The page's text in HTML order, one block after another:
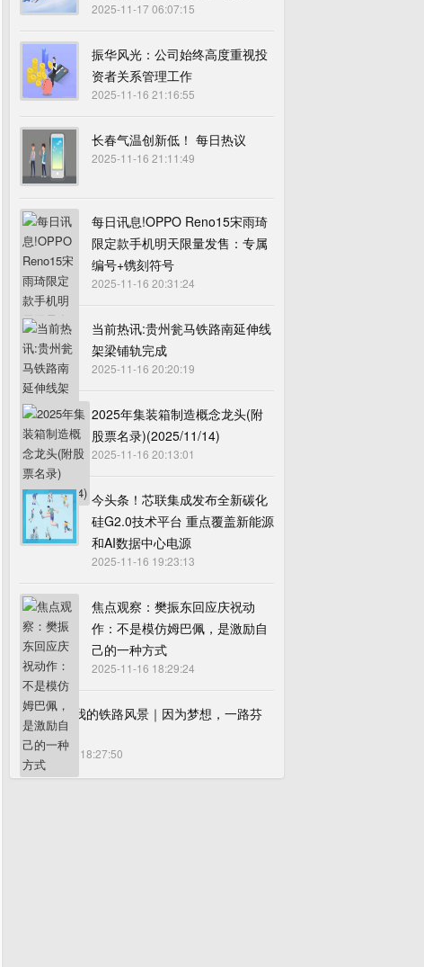
2025-11-17 06:07:15
振华风光：公司始终高度重视投
资者关系管理工作
2025-11-16 21:16:55
长春气温创新低！ 每日热议
2025-11-16 21:11:49
每日讯息!OPPO Reno15宋雨琦
限定款手机明天限量发售：专属
编号+镌刻符号
2025-11-16 20:31:24
当前热讯:贵州瓮马铁路南延伸线
架梁铺轨完成
2025-11-16 20:20:19
2025年集装箱制造概念龙头(附
股票名录)(2025/11/14)
2025-11-16 20:13:01
今头条！芯联集成发布全新碳化
硅G2.0技术平台 重点覆盖新能源
和AI数据中心电源
2025-11-16 19:23:13
焦点观察：樊振东回应庆祝动
作：不是模仿姆巴佩，是激励自
己的一种方式
2025-11-16 18:29:24
每日视点!我的铁路风景｜因为梦想，一路芬
芳
2025-11-16 18:27:50